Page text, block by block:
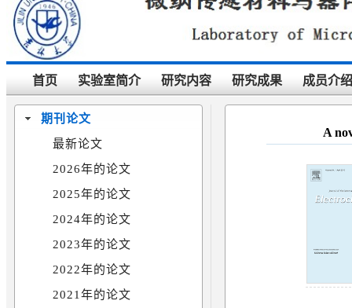
首页 实验室简介 研究内容 研究成果 成员介绍
期刊论文
最新论文
2026年的论文
2025年的论文
2024年的论文
2023年的论文
2022年的论文
2021年的论文
A